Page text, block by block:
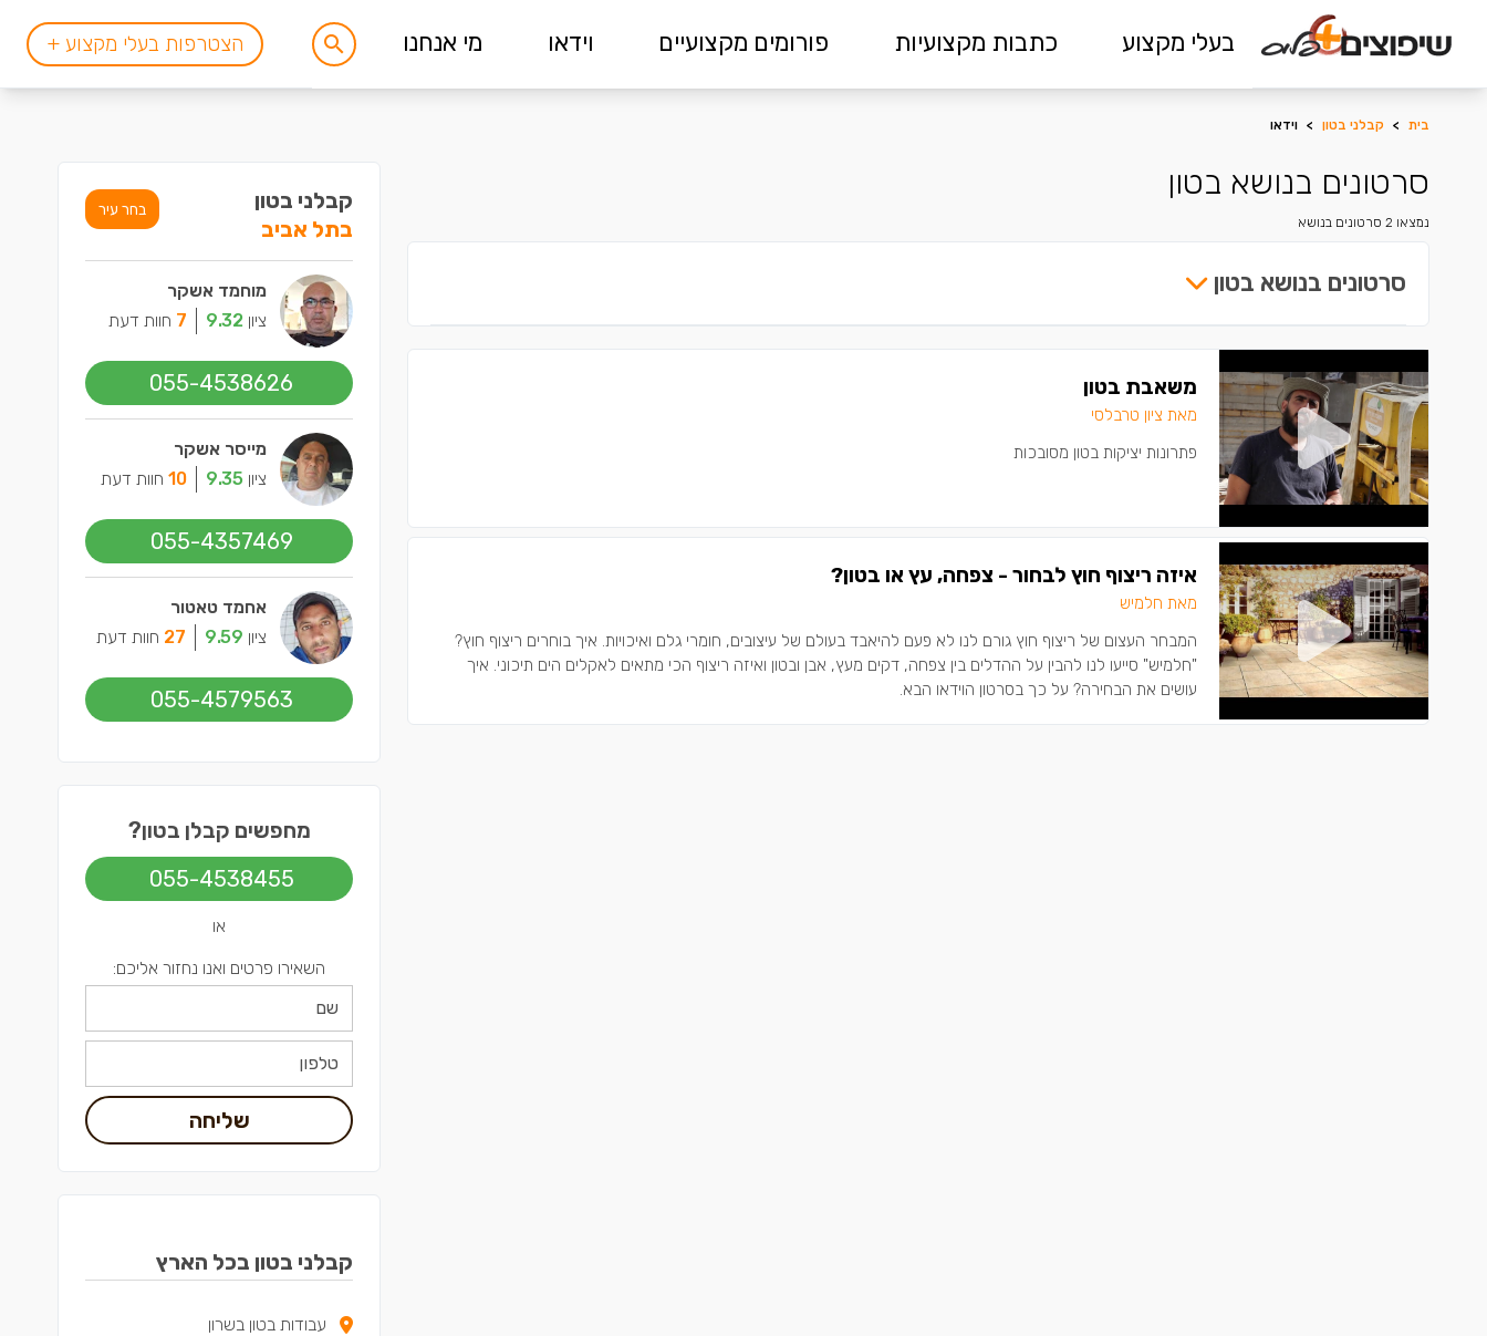
בעלי מקצוע כתבות מקצועיות פורומים מקצועיים וידאו מי אנחנו הצטרפות בעלי מקצוע +
בית > קבלני בטון > וידאו
סרטונים בנושא בטון
נמצאו 2 סרטונים בנושא
סרטונים בנושא בטון
משאבת בטון
מאת ציון טרבלסי
פתרונות יציקות בטון מסובכות
איזה ריצוף חוץ לבחור - צפחה, עץ או בטון?
מאת חלמיש
המבחר העצום של ריצוף חוץ גורם לנו לא פעם להיאבד בעולם של עיצובים, חומרי גלם ואיכויות. איך בוחרים ריצוף חוץ?
"חלמיש" סייעו לנו להבין על ההדלים בין צפחה, דקים מעץ, אבן ובטון ואיזה ריצוף הכי מתאים לאקלים הים תיכוני. איך
עושים את הבחירה? על כך בסרטון הוידאו הבא.
קבלני בטון
בתל אביב
בחר עיר
מוחמד אשקר
ציון 9.32
7 חוות דעת
055-4538626
מייסר אשקר
ציון 9.35
10 חוות דעת
055-4357469
אחמד טאטור
ציון 9.59
27 חוות דעת
055-4579563
מחפשים קבלן בטון?
055-4538455
או
השאירו פרטים ואנו נחזור אליכם:
שליחה
קבלני בטון בכל הארץ
עבודות בטון בשרון